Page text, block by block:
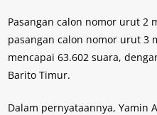
Pasangan calon nomor urut 2
pasangan calon nomor urut 3
mencapai 63.602 suara,
Barito Timur.
Dalam pernyataannya, Yamin